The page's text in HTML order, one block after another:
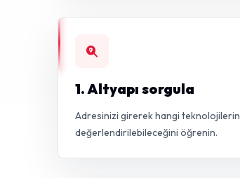
1. Altyapı sorgula
Adresinizi girerek hangi teknolojilerin
değerlendirilebileceğini öğrenin.